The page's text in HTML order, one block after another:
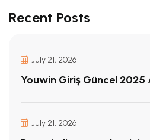
Recent Posts
July 21, 2026
Youwin Giriş Güncel 2025
July 21, 2026